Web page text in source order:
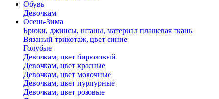
Обувь
Девочкам
Осень-Зима
Брюки, джинсы, штаны, материал плащевая ткань
Вязаный трикотаж, цвет синие
Голубые
Девочкам, цвет бирюзовый
Девочкам, цвет красные
Девочкам, цвет молочные
Девочкам, цвет пурпурные
Девочкам, цвет розовые